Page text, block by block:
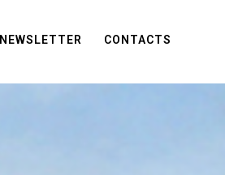
NEWSLETTER CONTACTS